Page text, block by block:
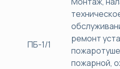
ПБ-1/1
ремонт
пожарной,